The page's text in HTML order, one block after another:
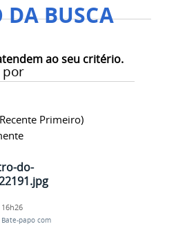
DA BUSCA
ao seu critério.
Primeiro)
do-
Bate-papo com